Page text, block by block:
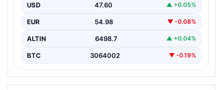
USD 47.60 ▲ +0.05%
EUR 54.98 ▼ -0.08%
ALTIN 6498.7 ▲ +0.04%
BTC 3064002 ▼ -0.19%